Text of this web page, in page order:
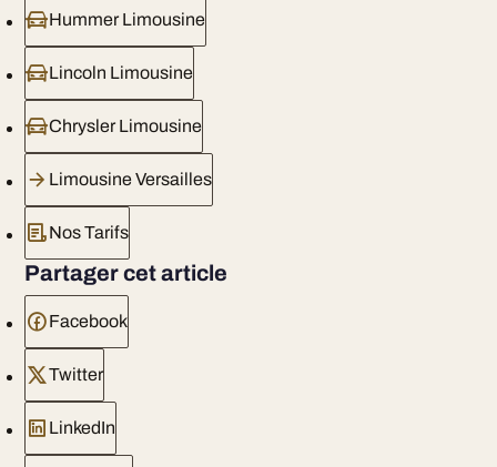
Hummer Limousine
Lincoln Limousine
Chrysler Limousine
Limousine Versailles
Nos Tarifs
Partager cet article
Facebook
Twitter
LinkedIn